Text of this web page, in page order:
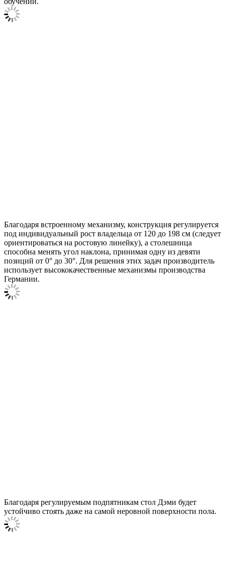
Благодаря встроенному механизму, конструкция регулируется
под индивидуальный рост владельца от 120 до 198 см (следует
ориентироваться на ростовую линейку), а столешница
способна менять угол наклона, принимая одну из девяти
позиций от 0° до 30°. Для решения этих задач производитель
использует высококачественные механизмы производства
Германии.
Благодаря регулируемым подпятникам стол Дэми будет
устойчиво стоять даже на самой неровной поверхности пола.